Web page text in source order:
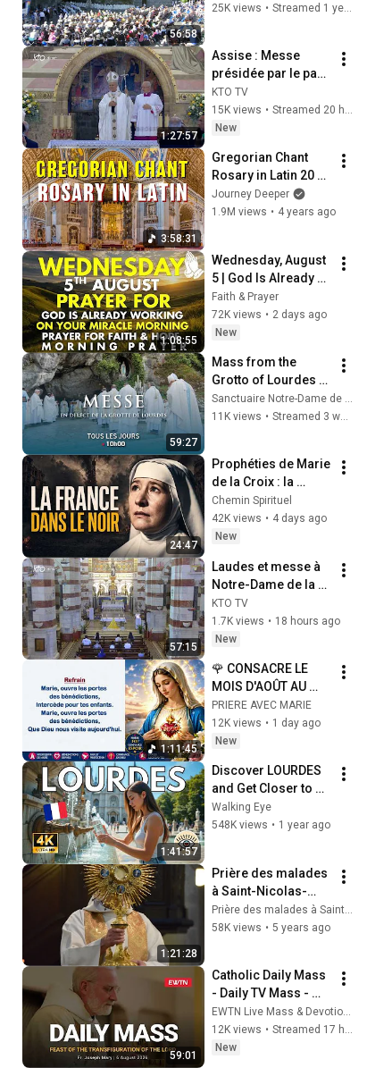
56:58
25K views • Streamed 1 year ago
1:27:57
Assise : Messe
présidée par le pape
Léon XIV - 6 août
2026
KTO TV
15K views •
Streamed 20 hours ago
New
3:58:31
Gregorian Chant
Rosary in Latin 20
Mysteries with
@JourneyDeeper
Journey Deeper
1.9M views • 4 years ago
1:08:55
Wednesday, August
5 | God Is Already
Working on Your
Miracle | Morning
Prayer for Faith &
Faith & Prayer
72K views • 2 days ago
New
59:27
Mass from the
Grotto of Lourdes -
07/14/2026
Sanctuaire Notre-Dame de Lourdes
11K views • Streamed 3 weeks ago
24:47
Prophéties de Marie
de la Croix : la
France sans
électricité, Paris à
fuir…
Chemin Spirituel
42K views • 4 days ago
New
57:15
Laudes et messe à
Notre-Dame de la
Garde du 6 août
2026
KTO TV
1.7K views • 18 hours ago
New
1:11:45
🌹 CONSACRE LE
MOIS D'AOÛT AU
CŒUR IMMACULÉ DE
MARIE 🌹 CHANTS
AVEC PAROLES
PRIERE AVEC MARIE
12K views • 1 day ago
New
1:41:57
Discover LOURDES
and Get Closer to
the Miracle ✝️
Complete 4K Tour
Walking Eye
548K views • 1 year ago
1:21:28
Prière des malades
à Saint-Nicolas-
des-Champs CHEZ
VOUS - Guérison &
58K views • 5 years ago
59:01
Catholic Daily Mass
- Daily TV Mass -
August 6, 2026
EWTN Live Mass & Devotions
12K views •
Streamed 17 hours ago
New